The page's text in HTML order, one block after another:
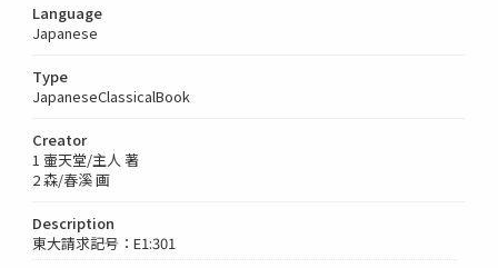
Language
Japanese
Type
JapaneseClassicalBook
Creator
1 壷天堂/主人 著
2 森/春溪 画
Description
東大請求記号：E1:301